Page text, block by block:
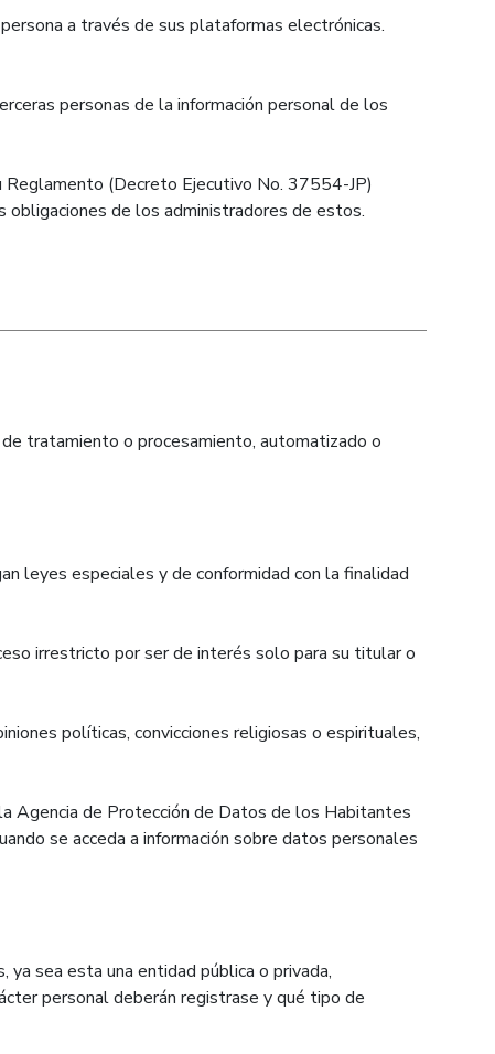
a través de sus plataformas electrónicas.
personas de la información personal de los
(Decreto Ejecutivo No. 37554-JP)
de los administradores de estos.
tratamiento o procesamiento, automatizado o
leyes especiales y de conformidad con la finalidad
irrestricto por ser de interés solo para su titular o
políticas, convicciones religiosas o espirituales,
Agencia de Protección de Datos de los Habitantes
se acceda a información sobre datos personales
sea esta una entidad pública o privada,
personal deberán registrase y qué tipo de